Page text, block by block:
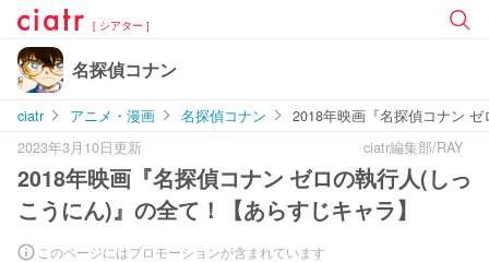
[ シアター ]
名探偵コナン
ciatr アニメ・漫画 名探偵コナン
2018年映画『名探偵コナン
2023年3月10日更新
ciatr編集部/RAY
2018年映画『名探偵コナン ゼロの執行人(しっ
こうにん)』の全て！【あらすじキャラ】
このページにはプロモーションが含まれています